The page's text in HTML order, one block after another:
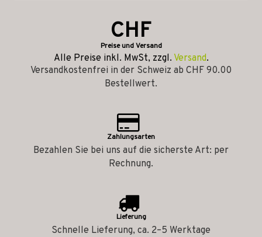
CHF
Preise und Versand
Alle Preise inkl. MwSt, zzgl. Versand.
Versandkostenfrei in der Schweiz ab CHF 90.00
Bestellwert.
Zahlungsarten
Bezahlen Sie bei uns auf die sicherste Art: per
Rechnung.
Lieferung
Schnelle Lieferung, ca. 2–5 Werktage